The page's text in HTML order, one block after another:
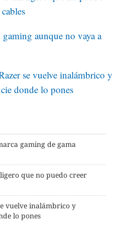
aunque no vaya a
se vuelve inalámbrico y
donde lo pones
gaming de gama
que no puedo creer
vuelve inalámbrico y
lo pones